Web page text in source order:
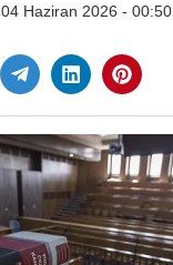
04 Haziran 2026 - 00:50